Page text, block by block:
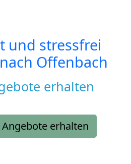
und stressfrei
Offenbach
erhalten
erhalten